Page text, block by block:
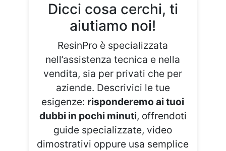
Dicci cosa cerchi, ti
aiutiamo noi!
ResinPro è specializzata
nell’assistenza tecnica e nella
vendita, sia per privati che per
aziende. Descrivici le tue
esigenze: risponderemo ai tuoi
dubbi in pochi minuti, offrendoti
guide specializzate, video
dimostrativi oppure usa semplice